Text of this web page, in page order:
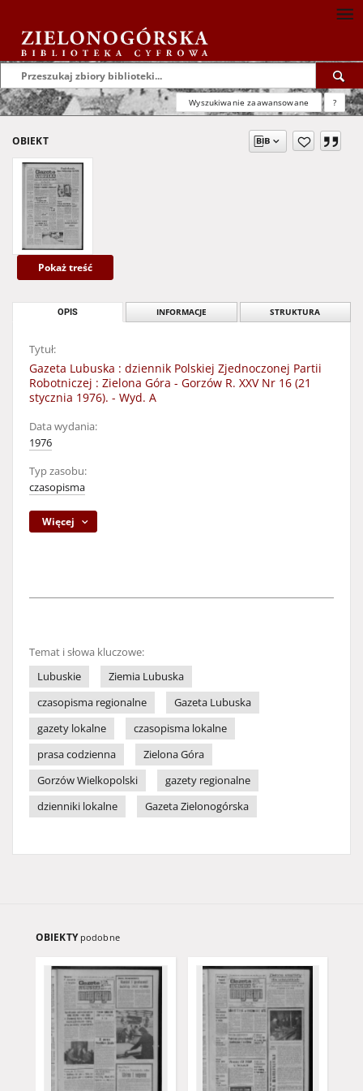
Wyszukiwanie zaawansowane ?
OBIEKT
Pokaż treść
OPIS INFORMACJE STRUKTURA
Tytuł:
Gazeta Lubuska : dziennik Polskiej Zjednoczonej Partii
Robotniczej : Zielona Góra - Gorzów R. XXV Nr 16 (21
stycznia 1976). - Wyd. A
Data wydania:
1976
Typ zasobu:
czasopisma
Więcej
Temat i słowa kluczowe:
Lubuskie
Ziemia Lubuska
czasopisma regionalne
Gazeta Lubuska
gazety lokalne
czasopisma lokalne
prasa codzienna
Zielona Góra
Gorzów Wielkopolski
gazety regionalne
dzienniki lokalne
Gazeta Zielonogórska
OBIEKTY podobne